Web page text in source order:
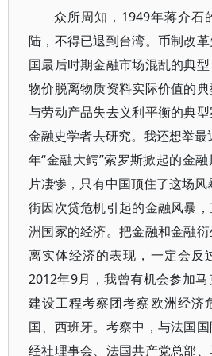
众所周知，1949年蒋介石
陆，不得已退到台湾。币制改
国最后时期金融市场混乱的典型
物价脱离物质资料实际价值的
与劳动产品失去义利平衡的典
金融史学者去研究。我还想举
年“金融大鳄”索罗斯掀起的金
片凄惨，只有中国顶住了这场
街因次贷危机引起的金融风暴
洲国家的经济。把金融和金融
离实体经济的表现，一定会反
2012年9月，我曾有机会参加
建设工程考察团考察欧洲经济
国、西班牙。考察中，与法国
经社理事会、法国共产党总部